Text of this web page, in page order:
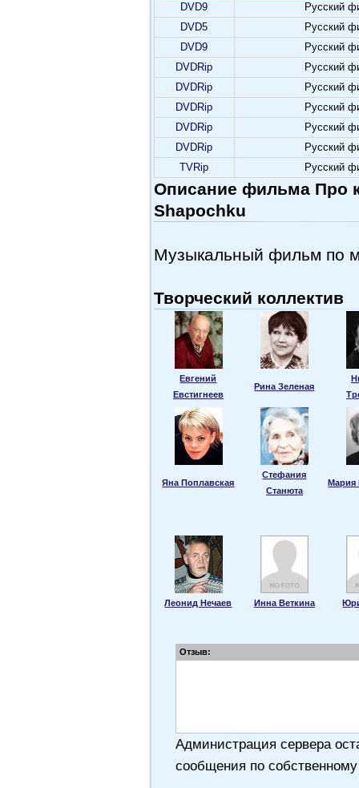
DVD9
Русский
DVD5
Русский
DVD9
Русский
DVDRip
Русский
DVDRip
Русский
DVDRip
Русский
DVDRip
Русский
DVDRip
Русский
TVRip
Русский
Описание фильма Про
Shapochku
Музыкальный фильм по
Творческий коллектив
Евгений
Евстигнеев
Рина Зеленая
Яна Поплавская
Стефания
Станюта
Мария
Леонид Нечаев Инна Веткина
Отзыв:
Администрация сервера
сообщения по